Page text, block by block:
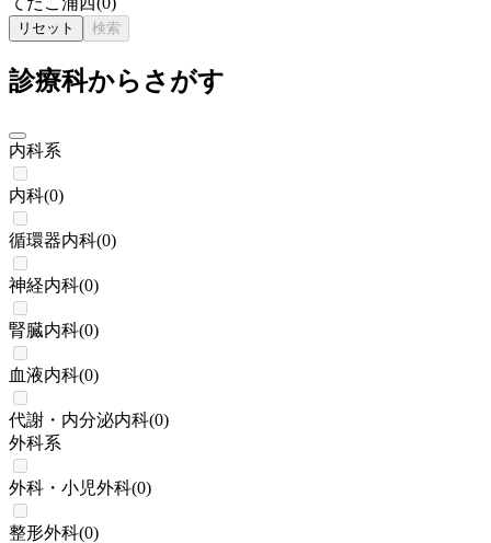
リセット 検索
診療科からさがす
内科系
内科(0)
循環器内科(0)
神経内科(0)
腎臓内科(0)
血液内科(0)
代謝・内分泌内科(0)
外科系
外科・小児外科(0)
整形外科(0)